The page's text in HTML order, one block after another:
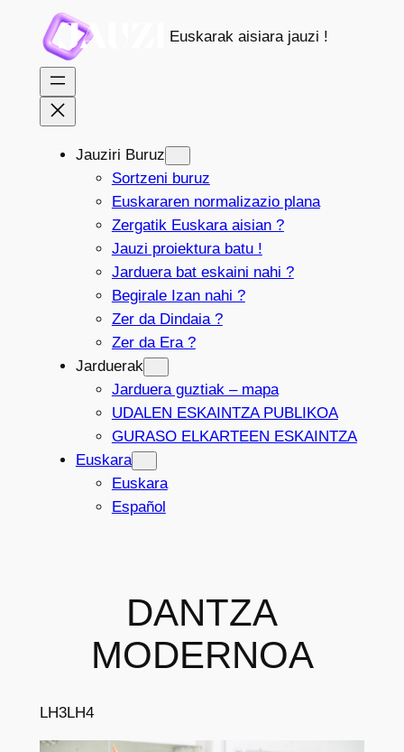
edukira
Euskarak aisiara jauzi !
Jauziri Buruz
Sortzeni buruz
Euskararen normalizazio plana
Zergatik Euskara aisian ?
Jauzi proiektura batu !
Jarduera bat eskaini nahi ?
Begirale Izan nahi ?
Zer da Dindaia ?
Zer da Era ?
Jarduerak
Jarduera guztiak – mapa
UDALEN ESKAINTZA PUBLIKOA
GURASO ELKARTEEN ESKAINTZA
Euskara
Euskara
Español
DANTZA
MODERNOA
LH3LH4